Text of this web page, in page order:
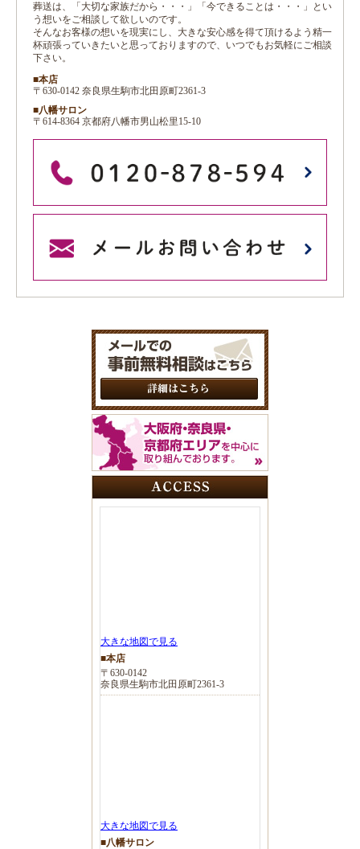
葬送は、「大切な家族だから・・・」「今できることは・・・」とい
う想いをご相談して欲しいのです。
そんなお客様の想いを現実にし、大きな安心感を得て頂けるよう精一
杯頑張っていきたいと思っておりますので、いつでもお気軽にご相談
下さい。
■本店
〒630-0142 奈良県生駒市北田原町2361-3
■八幡サロン
〒614-8364 京都府八幡市男山松里15-10
大きな地図で見る
■本店
〒630-0142
奈良県生駒市北田原町2361-3
大きな地図で見る
■八幡サロン